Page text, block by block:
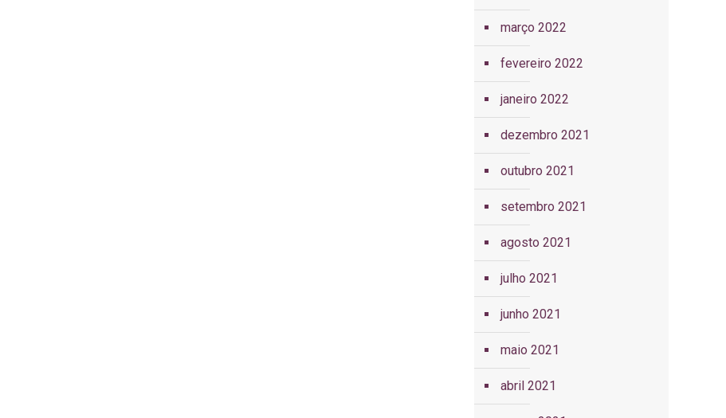
março 2022
fevereiro 2022
janeiro 2022
dezembro 2021
outubro 2021
setembro 2021
agosto 2021
julho 2021
junho 2021
maio 2021
abril 2021